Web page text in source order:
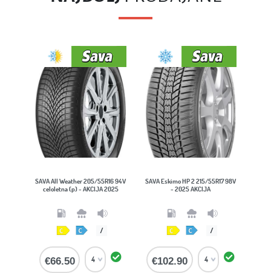
SAVA All Weather 205/55R16 94V
celoletna (p) - AKCIJA 2025
/
€66.50
SAVA Eskimo HP 2 215/55R17 98V
- 2025 AKCIJA
/
€102.90